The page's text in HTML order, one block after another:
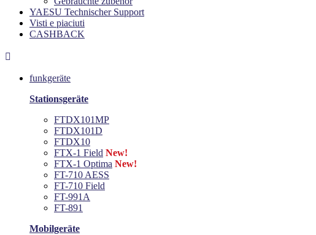
YAESU Technischer Support
Visti e piaciuti
CASHBACK

funkgeräte
Stationsgeräte
FTDX101MP
FTDX101D
FTDX10
FTX-1 Field New!
FTX-1 Optima New!
FT-710 AESS
FT-710 Field
FT-991A
FT-891
Mobilgeräte